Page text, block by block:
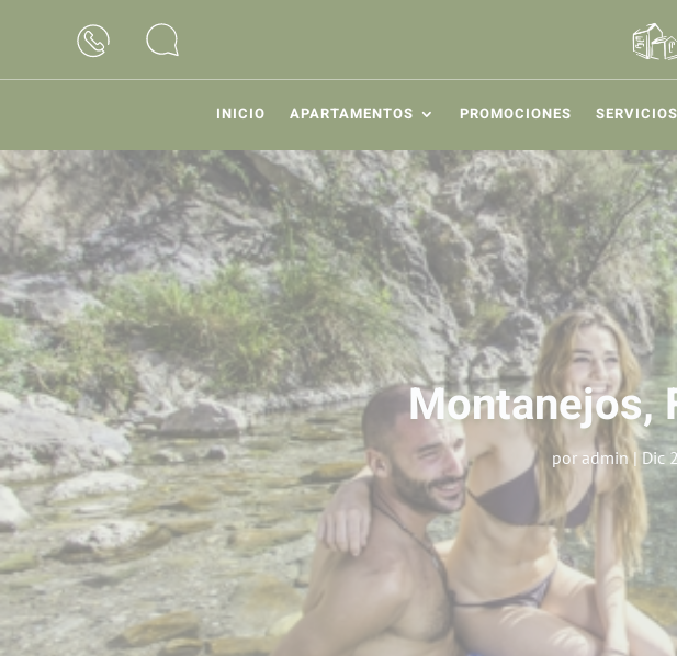
INICIO APARTAMENTOS PROMOCIONES SERVICIOS
Montanejos,
por admin| Dic